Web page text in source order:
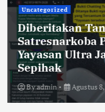
Uncategorized
Diberitakan
Satresnarkoba
Yayasan Ultra
Sepihak
Byadmin Agustus 8,